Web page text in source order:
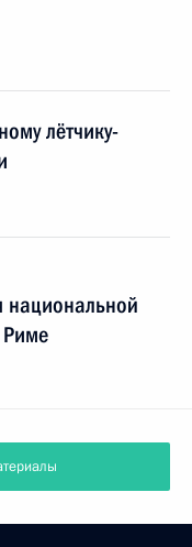
лётчику-
национальной
Риме